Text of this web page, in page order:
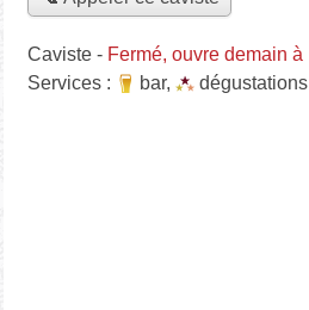
Caviste - Fermé, ouvre demain à
Services :
bar, dégustations